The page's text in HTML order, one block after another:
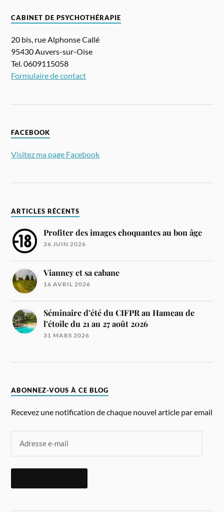
CABINET DE PSYCHOTHÉRAPIE
20 bis, rue Alphonse Callé
95430 Auvers-sur-Oise
Tel. 0609115058
Formulaire de contact
FACEBOOK
Visitez ma page Facebook
ARTICLES RÉCENTS
Profiter des images choquantes au bon âge
26 JUIN 2026
Vianney et sa cabane
16 AVRIL 2026
Séminaire d’été du CIFPR au Hameau de
l’étoile du 21 au 27 août 2026
31 MARS 2026
ABONNEZ-VOUS À CE BLOG
Recevez une notification de chaque nouvel article par email